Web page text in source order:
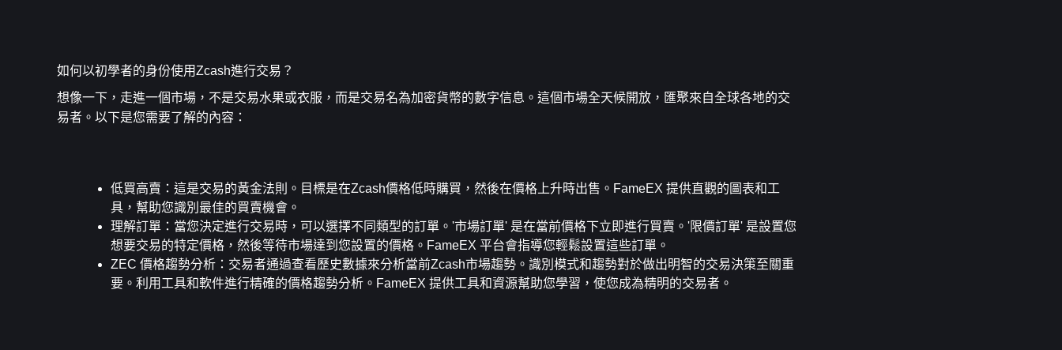
如何以初學者的身份使用Zcash進行交易？
想像一下，走進一個市場，不是交易水果或衣服，而是交易名為加密貨幣的數字信息。這個市場全天候開放，匯聚來自全球各地的交
易者。以下是您需要了解的內容：
低買高賣 ：這是交易的黃金法則。目標是在Zcash價格低時購買，然後在價格上升時出售。FameEX 提供直觀的圖表和工
具，幫助您識別最佳的買賣機會。
理解訂單 ：當您決定進行交易時，可以選擇不同類型的訂單。'市場訂單' 是在當前價格下立即進行買賣。'限價訂單' 是設置您
想要交易的特定價格，然後等待市場達到您設置的價格。FameEX 平台會指導您輕鬆設置這些訂單。
ZEC 價格趨勢分析 ：交易者通過查看歷史數據來分析當前Zcash市場趨勢。識別模式和趨勢對於做出明智的交易決策至關重
要。利用工具和軟件進行精確的價格趨勢分析。FameEX 提供工具和資源幫助您學習，使您成為精明的交易者。